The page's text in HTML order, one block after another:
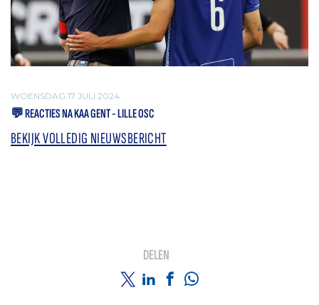
WOENSDAG 17 JULI 2024
💬 REACTIES NA KAA GENT - LILLE OSC
BEKIJK VOLLEDIG NIEUWSBERICHT
DELEN